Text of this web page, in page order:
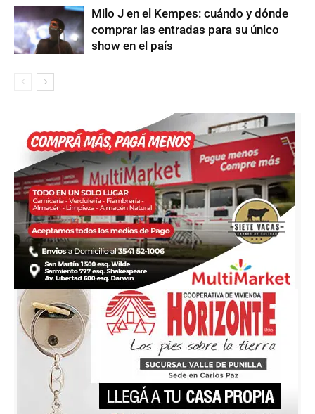
Milo J en el Kempes: cuándo y dónde
comprar las entradas para su único
show en el país